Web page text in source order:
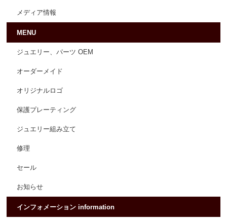
メディア情報
MENU
ジュエリー、パーツ OEM
オーダーメイド
オリジナルロゴ
保護プレーティング
ジュエリー組み立て
修理
セール
お知らせ
インフォメーション information